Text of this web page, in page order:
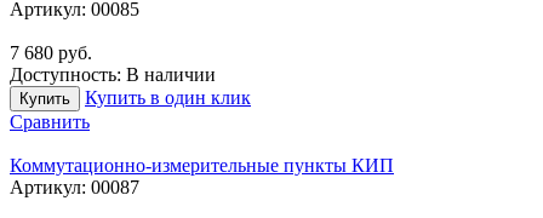
Артикул: 00085
7 680 руб.
Доступность: В наличии
Купить
Купить в один клик
Сравнить
Коммутационно-измерительные пункты КИП
Артикул: 00087